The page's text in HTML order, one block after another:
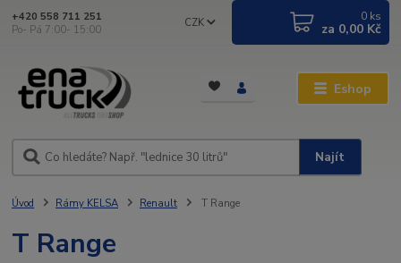
Eshop
CZK
Najít
+420 558 711 251
Po- Pá 7:00- 15:00
0 ks
za 0,00 Kč
Úvod Rámy KELSA Renault T Range
T Range